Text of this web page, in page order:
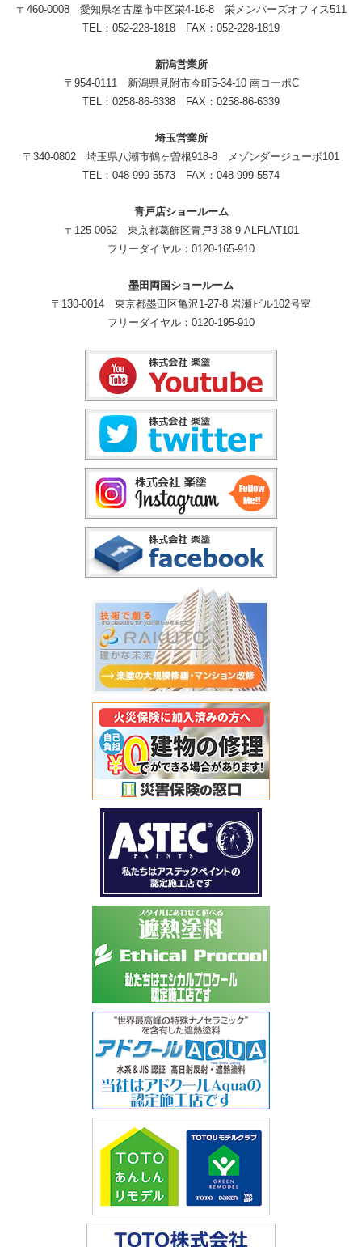
〒460-0008 愛知県名古屋市中区栄4-16-8 栄メンバーズオフィス511
TEL：052-228-1818 FAX：052-228-1819
新潟営業所
〒954-0111 新潟県見附市今町5-34-10 南コーポC
TEL：0258-86-6338 FAX：0258-86-6339
埼玉営業所
〒340-0802 埼玉県八潮市鶴ヶ曽根918-8 メゾンダージューボ101
TEL：048-999-5573 FAX：048-999-5574
青戸店ショールーム
〒125-0062 東京都葛飾区青戸3-38-9 ALFLAT101
フリーダイヤル：0120-165-910
墨田両国ショールーム
〒130-0014 東京都墨田区亀沢1-27-8 岩瀬ビル102号室
フリーダイヤル：0120-195-910